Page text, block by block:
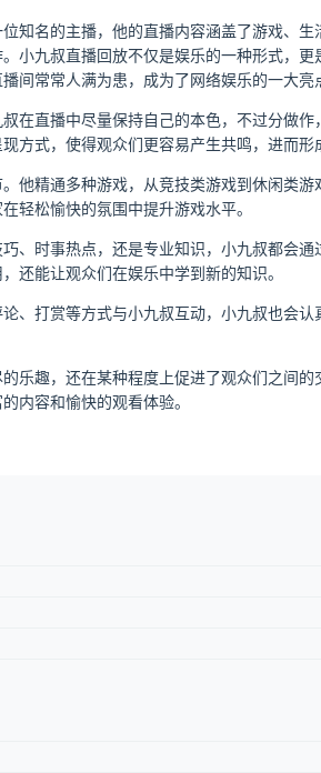
知名的主播，他的直播内容涵盖了游戏、
小九叔直播回放不仅是娱乐的一种形式，
间常常人满为患，成为了网络娱乐的一大亮
在直播中尽量保持自己的本色，不过分做
方式，使得观众们更容易产生共鸣，进而形
他精通多种游戏，从竞技类游戏到休闲类
轻松愉快的氛围中提升游戏水平。
、时事热点，还是专业知识，小九叔都会
还能让观众们在娱乐中学到新的知识。
、打赏等方式与小九叔互动，小九叔也会
乐趣，还在某种程度上促进了观众们之间
内容和愉快的观看体验。